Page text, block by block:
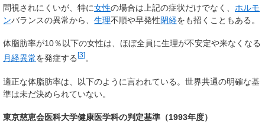
問視されにくいが、特に女性の場合は上記の症状だけでなく、 ホルモ
ンバランスの異常から、 生理不順や早発性閉経をも招くこともある。
体脂肪率が10％以下の女性は、ほぼ全員に生理が不安定や来なくなる
月経異常を発症する [3] 。
適正な体脂肪率は、以下のように言われている。世界共通の明確な基
準は未だ決められていない。
東京慈恵会医科大学健康医学科の判定基準（1993年度）